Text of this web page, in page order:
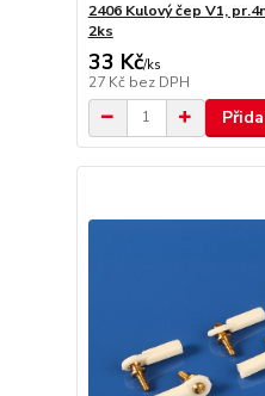
2406 Kulový čep V1,
2ks
33 Kč/ks
27 Kč bez DPH